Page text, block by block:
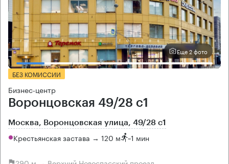
Еще 2 фото
БЕЗ КОМИССИИ
Бизнес-центр
Воронцовская 49/28 с1
Москва, Воронцовская улица, 49/28 с1
Крестьянская застава → 120 м ~1 мин